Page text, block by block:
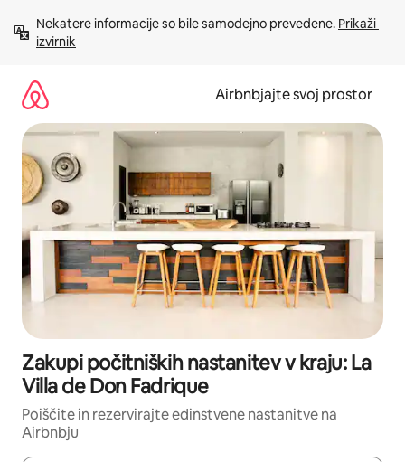
vsebino
Nekatere informacije so bile samodejno prevedene. Prikaži
izvirnik
Airbnbjajte svoj prostor
Zakupi počitniških nastanitev v kraju: La
Villa de Don Fadrique
Poiščite in rezervirajte edinstvene nastanitve na
Airbnbju